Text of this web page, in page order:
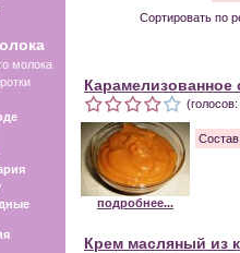
молока
Сортировать по
Карамелизованное
подробнее...
Крем масляный из